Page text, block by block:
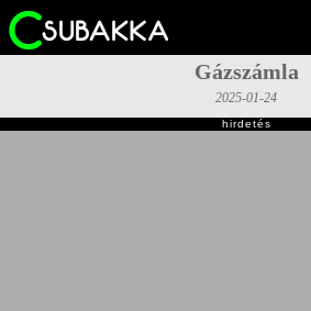
Gázszámla
2025-01-24
hirdetés